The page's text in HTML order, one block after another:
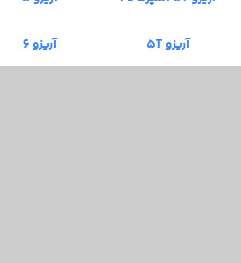
آریزو 5T آریزو 6